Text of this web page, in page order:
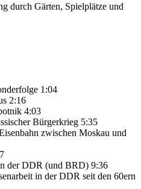
durch Gärten, Spielplätze und
1:04
2:16
4:03
Bürgerkrieg 5:35
zwischen Moskau und
der DDR (und BRD) 9:36
in der DDR seit den 60ern